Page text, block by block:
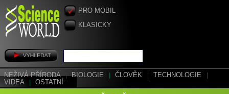
PRO MOBIL
KLASICKY
NEŽIVÁ PŘÍRODA | BIOLOGIE ČLOVĚK TECHNOLOGIE
VIDEA
OSTATNÍ